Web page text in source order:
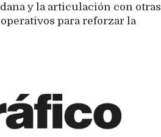
y la articulación con otras
para reforzar la